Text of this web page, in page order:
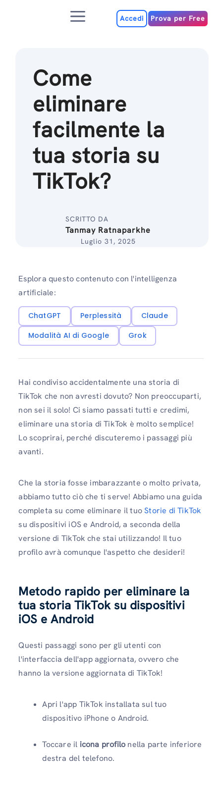
MenuAccedi Prova per Free
Come
eliminare
facilmente la
tua storia su
TikTok?
SCRITTO DA
Tanmay Ratnaparkhe
Luglio 31, 2025
Esplora questo contenuto con l'intelligenza
artificiale:
ChatGPT Perplessità
Claude
Modalità AI di Google
Grok
Hai condiviso accidentalmente una storia di
TikTok che non avresti dovuto? Non preoccuparti,
non sei il solo! Ci siamo passati tutti e credimi,
eliminare una storia di TikTok è molto semplice!
Lo scoprirai, perché discuteremo i passaggi più
avanti.
Che la storia fosse imbarazzante o molto privata,
abbiamo tutto ciò che ti serve! Abbiamo una guida
completa su come eliminare il tuoStorie di TikTok
su dispositivi iOS e Android, a seconda della
versione di TikTok che stai utilizzando! Il tuo
profilo avrà comunque l'aspetto che desideri!
Metodo rapido per eliminare la
tua storia TikTok su dispositivi
iOS e Android
Questi passaggi sono per gli utenti con
l'interfaccia dell'app aggiornata, ovvero che
hanno la versione aggiornata di TikTok!
Apri l'app TikTok installata sul tuo
dispositivo iPhone o Android.
Toccare il icona profilo nella parte inferiore
destra del telefono.